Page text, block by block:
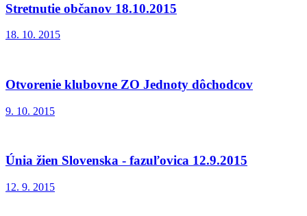
Stretnutie občanov 18.10.2015
18. 10. 2015
Otvorenie klubovne ZO Jednoty dôchodcov
9. 10. 2015
Únia žien Slovenska - fazuľovica 12.9.2015
12. 9. 2015